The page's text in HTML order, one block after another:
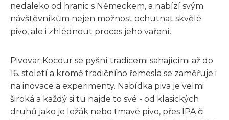
nedaleko od hranic s Německem, a nabízí svým
návštěvníkům nejen možnost ochutnat skvělé
pivo, ale i zhlédnout proces jeho vaření.
Pivovar Kocour se pyšní tradicemi sahajícími až do
16. století a kromě tradičního řemesla se zaměřuje i
na inovace a experimenty. Nabídka piva je velmi
široká a každý si tu najde to své - od klasických
druhů jako je ležák nebo tmavé pivo, přes IPA či